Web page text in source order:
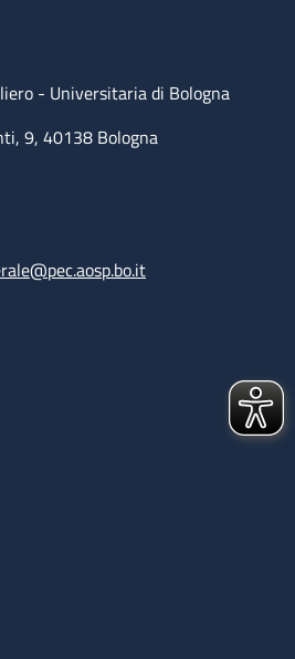
- Universitaria di Bologna
9, 40138 Bologna